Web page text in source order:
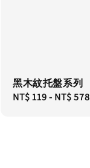
黑木紋托盤系列
Regular
NT$ 119- NT$ 578